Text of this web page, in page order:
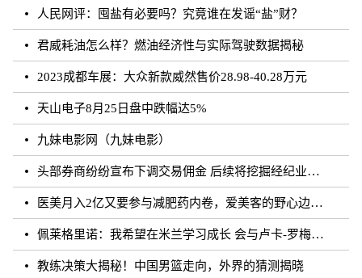
人民网评：囤盐有必要吗？究竟谁在发谣“盐”财？
君威耗油怎么样？燃油经济性与实际驾驶数据揭秘
2023成都车展：大众新款威然售价28.98-40.28万元
天山电子8月25日盘中跌幅达5%
九妹电影网（九妹电影）
头部券商纷纷宣布下调交易佣金 后续将挖掘经纪业务佣金降费潜力
医美月入2亿又要参与减肥药内卷，爱美客的野心边界在哪？
佩莱格里诺：我希望在米兰学习成长 会与卢卡-罗梅罗团结互助
教练决策大揭秘！中国男篮走向，外界的猜测揭晓